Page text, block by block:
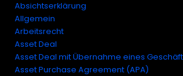
Absichtserklärung
Allgemein
Arbeitsrecht
Asset Deal
Asset Deal mit Übernahme eines
Asset Purchase Agreement (APA)